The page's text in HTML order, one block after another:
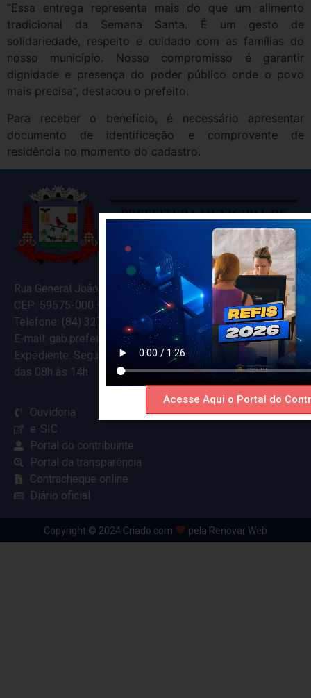
“Essa entrega representa mais do que um alimento
tradicional da Semana Santa. É um gesto de
solidariedade, respeito e cuidado com as famílias do
nosso município. Nosso compromisso é garantir
dignidade e presença do poder público onde o povo
mais precisa”, destacou o prefeito.
Para receber o benefício, é necessário apresentar
documento de identificação e comprovante de
residência no momento do cadastro.
Rua General João Varela, 635
CEP: 59575-000 – Ceará-Mirim – RN
Telefone: (84) 3274-5916
E-mail: gab.prefeitocearamirim@gmail.com
Expediente: Segunda à Sexta
das 08h às 14h
Ouvidoria
e-SIC
Portal do contribuinte
Portal da transparência
Contracheque online
Diário oficial
Copyright © 2024 Criado com pela Renovar Web
Acesse Aqui o Portal do